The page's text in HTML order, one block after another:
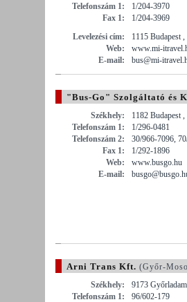
Telefonszám 1:
1/204-3970
Fax 1:
1/204-3969
Levelezési cím:
1115 Budapest
Web:
www.mi-
E-mail:
bus@mi-
"Bus-Go" Szolgáltató és
Székhely:
1182 Budapest
Telefonszám 1:
1/296-0481
Telefonszám 2:
30/966-7096,
Fax 1:
1/292-1896
Web:
www.busgo.hu
E-mail:
Arni Trans Kft. (Győr-
Székhely:
9173
Telefonszám 1:
96/602-179